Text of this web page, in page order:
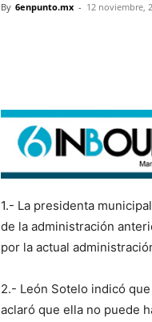
By 6enpunto.mx - 12 noviembre,
1.- La presidenta
de la administración
por la actual
2.- León Sotelo indicó
aclaró que ella no puede